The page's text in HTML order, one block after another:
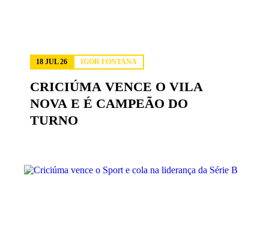
18 JUL 26 IGOR FONTANA
CRICIÚMA VENCE O VILA
NOVA E É CAMPEÃO DO
TURNO